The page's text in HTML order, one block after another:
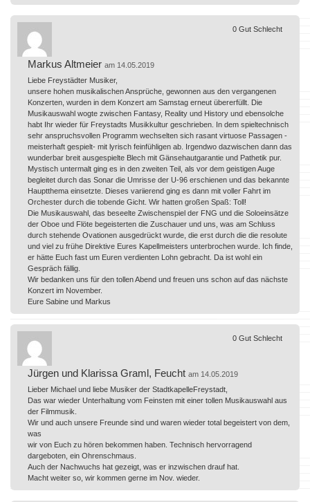
Markus Altmeier am 14.05.2019
Liebe Freystädter Musiker,
unsere hohen musikalischen Ansprüche, gewonnen aus den vergangenen
Konzerten, wurden in dem Konzert am Samstag erneut übererfüllt. Die
Musikauswahl wogte zwischen Fantasy, Reality und History und ebensolche
habt Ihr wieder für Freystadts Musikkultur geschrieben. In dem spieltechnisch
sehr anspruchsvollen Programm wechselten sich rasant virtuose Passagen -
meisterhaft gespielt- mit lyrisch feinfühligen ab. Irgendwo dazwischen dann das
wunderbar breit ausgespielte Blech mit Gänsehautgarantie und Pathetik pur.
Mystisch untermalt ging es in den zweiten Teil, als vor dem geistigen Auge
begleitet durch das Sonar die Umrisse der U-96 erschienen und das bekannte
Hauptthema einsetzte. Dieses variierend ging es dann mit voller Fahrt im
Orchester durch die tobende Gicht. Wir hatten großen Spaß: Toll!
Die Musikauswahl, das beseelte Zwischenspiel der FNG und die Soloeinsätze
der Oboe und Flöte begeisterten die Zuschauer und uns, was am Schluss
durch stehende Ovationen ausgedrückt wurde, die erst durch die die resolute
und viel zu frühe Direktive Eures Kapellmeisters unterbrochen wurde. Ich finde,
er hätte Euch fast um Euren verdienten Lohn gebracht. Da ist wohl ein
Gespräch fällig.
Wir bedanken uns für den tollen Abend und freuen uns schon auf das nächste
Konzert im November.
Eure Sabine und Markus
0 Gut Schlecht
Jürgen und Klarissa Graml, Feucht am 14.05.2019
Lieber Michael und liebe Musiker der StadtkapelleFreystadt,
Das war wieder Unterhaltung vom Feinsten mit einer tollen Musikauswahl aus
der Filmmusik.
Wir und auch unsere Freunde sind und waren wieder total begeistert von dem,
was
wir von Euch zu hören bekommen haben. Technisch hervorragend
dargeboten, ein Ohrenschmaus.
Auch der Nachwuchs hat gezeigt, was er inzwischen drauf hat.
Macht weiter so, wir kommen gerne im Nov. wieder.
0 Gut Schlecht